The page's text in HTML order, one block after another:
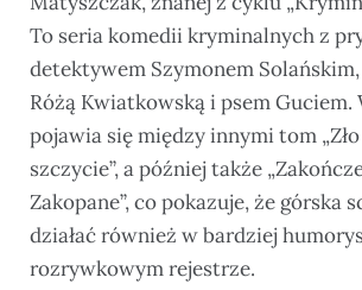
To seria komedii kryminalnych z
detektywem Szymonem
Różą Kwiatkowską i psem Guciem.
pojawia się między innymi tom
szczycie”, a później także
Zakopane”, co pokazuje, że górska
działać również w bardziej
rozrywkowym rejestrze.